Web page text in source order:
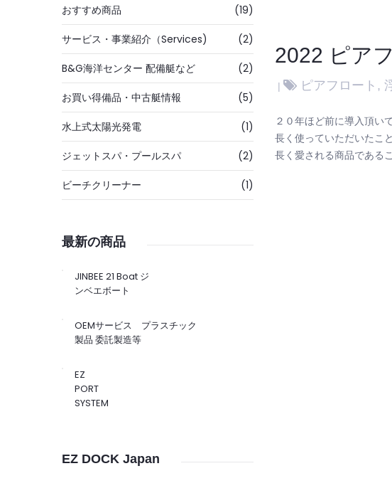
おすすめ商品 (19)
サービス・事業紹介（Services) (2)
B&G海洋センター 配備艇など (2)
お買い得備品・中古艇情報 (5)
水上式太陽光発電 (1)
ジェットスパ・プールスパ (2)
ビーチクリーナー (1)
最新の商品
JINBEE 21 Boat ジ
ンベエボート
OEMサービス プラスチック
製品 委託製造等
EZ
PORT
SYSTEM
EZ DOCK Japan
2022 ピア
ピアフロート ,
２０年ほど前に導入頂い
長く使っていただいたこ
長く愛される商品である